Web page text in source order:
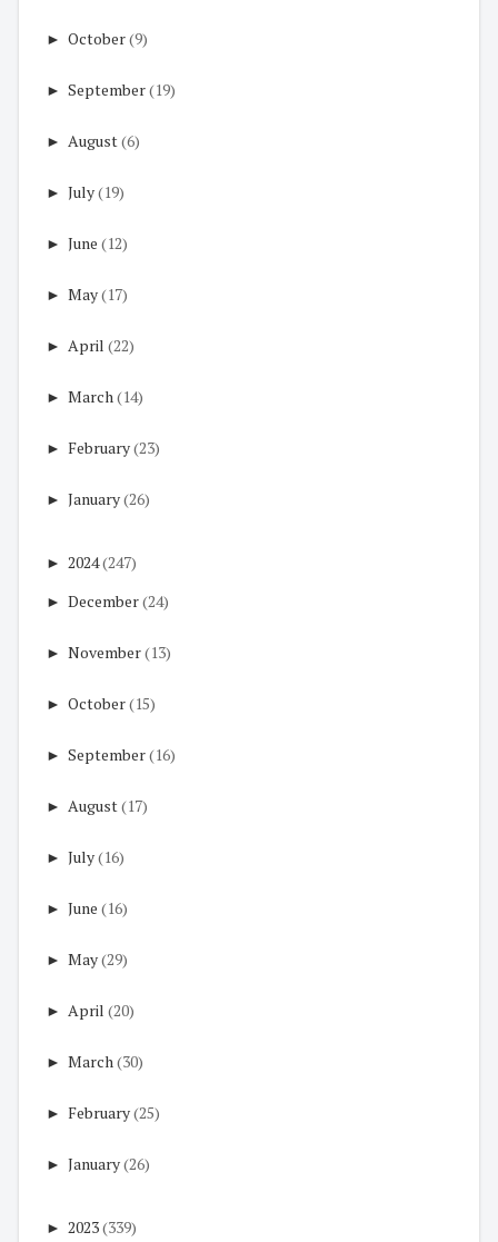
► October(9)
► September(19)
► August(6)
► July(19)
► June (12)
► May(17)
► April (22)
► March(14)
► February(23)
► January(26)
► 2024(247)
► December(24)
► November(13)
► October(15)
► September(16)
► August(17)
► July(16)
► June (16)
► May(29)
► April (20)
► March(30)
► February(25)
► January(26)
► 2023(339)